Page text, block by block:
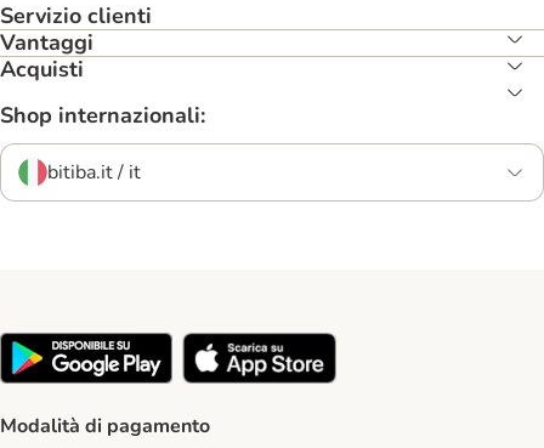
Servizio clienti
Vantaggi
Acquisti
Shop internazionali:
bitiba.it / it
Modalità di pagamento